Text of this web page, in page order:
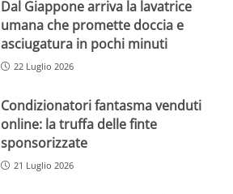
Dal Giappone arriva la lavatrice
umana che promette doccia e
asciugatura in pochi minuti
22 Luglio 2026
Condizionatori fantasma venduti
online: la truffa delle finte
sponsorizzate
21 Luglio 2026